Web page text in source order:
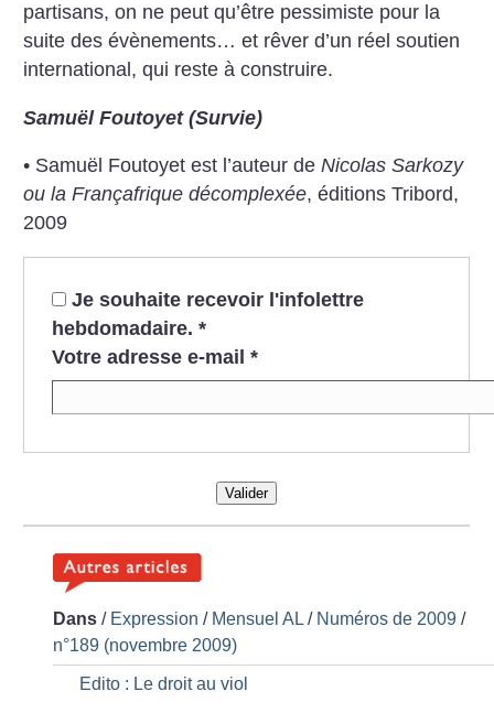
partisans, on ne peut qu’être pessimiste pour la
suite des évènements… et rêver d’un réel soutien
international, qui reste à construire.
Samuël Foutoyet (Survie)
• Samuël Foutoyet est l’auteur deNicolas Sarkozy
ou la Françafrique décomplexée, éditions Tribord,
2009
Je souhaite recevoir l'infolettre
hebdomadaire. *
Votre adresse e-mail *
Valider
Dans / Expression / Mensuel AL / Numéros de 2009 /
n°189 (novembre 2009)
Edito : Le droit au viol